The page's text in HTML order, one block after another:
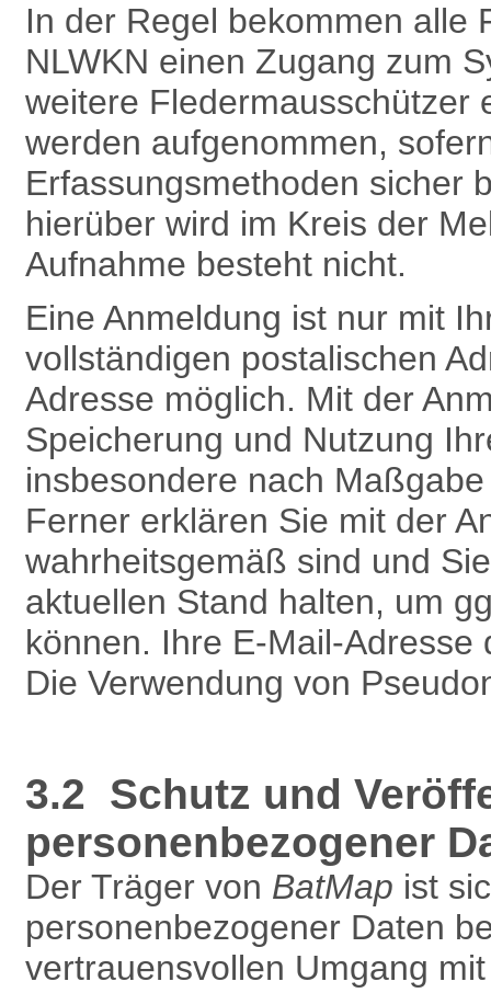
In der Regel bekommen alle
NLWKN einen Zugang zum
weitere Fledermausschützer
werden aufgenommen,
Erfassungsmethoden sicher
hierüber wird im Kreis der
Aufnahme besteht nicht.
Eine Anmeldung ist nur mit
vollständigen postalischen
Adresse möglich. Mit der
Speicherung und Nutzung
insbesondere nach
Ferner erklären Sie mit der
wahrheitsgemäß sind und
aktuellen Stand halten, um
können. Ihre E-Mail-
Die Verwendung von
3.2 Schutz und
personenbezogener
Der Träger von BatMap ist
personenbezogener Daten
vertrauensvollen Umgang